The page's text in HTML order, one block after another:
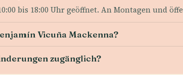
bis 18:00 Uhr geöffnet. An Montagen und
Vicuña Mackenna?
zugänglich?